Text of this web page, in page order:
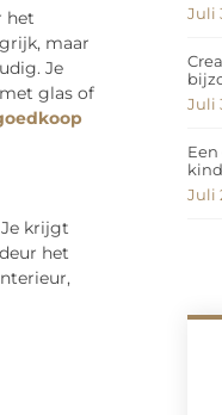
het
maar
Je
glas of
krijgt
het
Juli
Juli
Juli